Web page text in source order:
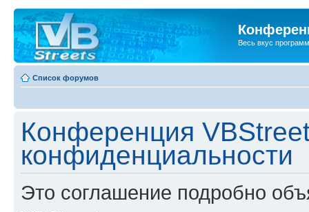
Весь вкус
Список форумов
Конференция
конфиденциальности
Это соглашение подробно